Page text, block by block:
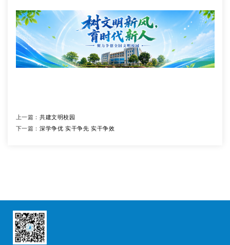
上一篇： 共建文明校园
下一篇： 深学争优 实干争先 实干争效